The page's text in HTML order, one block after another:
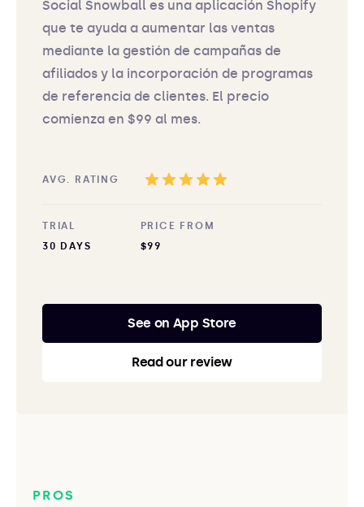
Social Snowball es una aplicación Shopify
que te ayuda a aumentar las ventas
mediante la gestión de campañas de
afiliados y la incorporación de programas
de referencia de clientes. El precio
comienza en $99 al mes.
AVG. RATING
TRIAL
30 DAYS
PRICE FROM
$99
See on App Store
Read our review
PROS